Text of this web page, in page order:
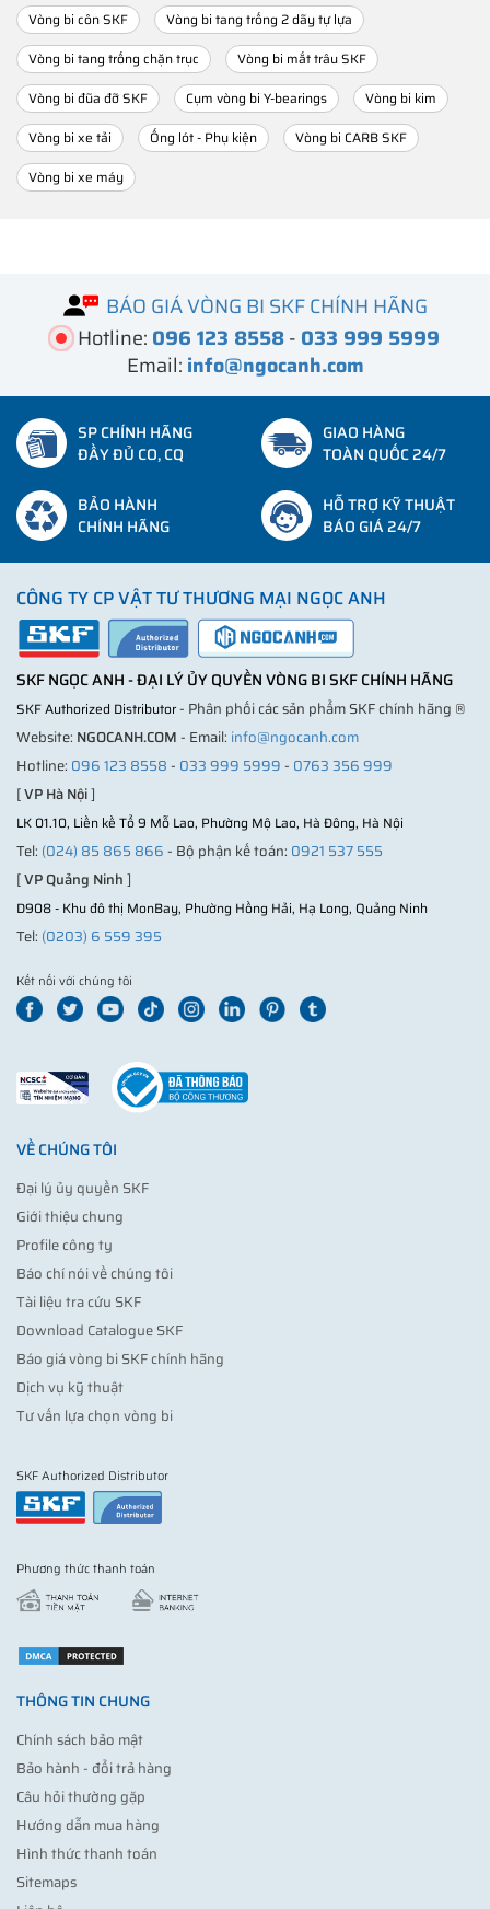
Vòng bi côn SKF
Vòng bi tang trống 2 dãy tự lựa
Vòng bi tang trống chặn trục
Vòng bi mắt trâu SKF
Vòng bi đũa đỡ SKF
Cụm vòng bi Y-bearings
Vòng bi kim
Vòng bi xe tải
Ống lót - Phụ kiện
Vòng bi CARB SKF
Vòng bi xe máy
BÁO GIÁ VÒNG BI SKF CHÍNH HÃNG
Hotline: 096 123 8558- 033 999 5999
Email: info@ngocanh.com
SP CHÍNH HÃNG
ĐẦY ĐỦ CO, CQ
GIAO HÀNG
TOÀN QUỐC 24/7
BẢO HÀNH
CHÍNH HÃNG
HỖ TRỢ KỸ THUẬT
BÁO GIÁ 24/7
CÔNG TY CP VẬT TƯ THƯƠNG MẠI NGỌC ANH
SKF NGỌC ANH - ĐẠI LÝ ỦY QUYỀN VÒNG BI SKF CHÍNH HÃNG
SKF Authorized Distributor- Phân phối các sản phẩm SKF chính hãng ®
Website: NGOCANH.COM- Email: info@ngocanh.com
Hotline: 096 123 8558- 033 999 5999- 0763 356 999
[VP Hà Nội]
LK 01.10, Liền kề Tổ 9 Mỗ Lao, Phường Mộ Lao, Hà Đông, Hà Nội
Tel: (024) 85 865 866- Bộ phận kế toán: 0921 537 555
[VP Quảng Ninh]
D908 - Khu đô thị MonBay, Phường Hồng Hải, Hạ Long, Quảng Ninh
Tel: (0203) 6 559 395
Kết nối với chúng tôi
VỀ CHÚNG TÔI
Đại lý ủy quyền SKF
Giới thiệu chung
Profile công ty
Báo chí nói về chúng tôi
Tài liệu tra cứu SKF
Download Catalogue SKF
Báo giá vòng bi SKF chính hãng
Dịch vụ kỹ thuật
Tư vấn lựa chọn vòng bi
SKF Authorized Distributor
Phương thức thanh toán
THÔNG TIN CHUNG
Chính sách bảo mật
Bảo hành - đổi trả hàng
Câu hỏi thường gặp
Hướng dẫn mua hàng
Hình thức thanh toán
Sitemaps